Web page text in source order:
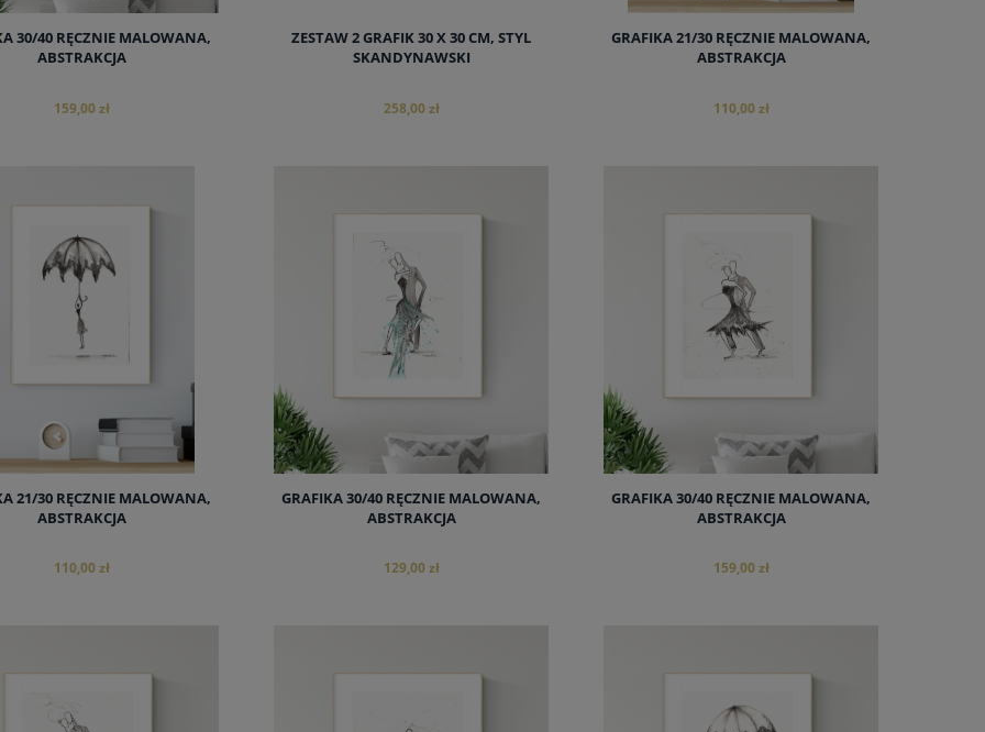
30/40 RĘCZNIE MALOWANA,
ABSTRAKCJA
159,00 zł
ZESTAW 2 GRAFIK 30 X 30 CM, STYL
SKANDYNAWSKI
258,00 zł
GRAFIKA 21/30 RĘCZNIE MALOWANA,
ABSTRAKCJA
110,00 zł
21/30 RĘCZNIE MALOWANA,
ABSTRAKCJA
110,00 zł
GRAFIKA 30/40 RĘCZNIE MALOWANA,
ABSTRAKCJA
129,00 zł
GRAFIKA 30/40 RĘCZNIE MALOWANA,
ABSTRAKCJA
159,00 zł